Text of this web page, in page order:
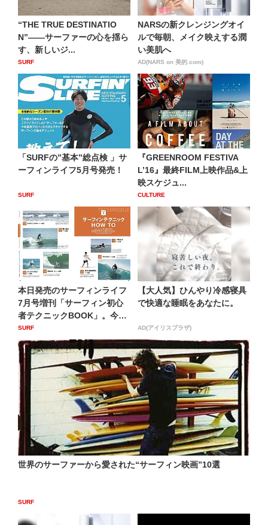
“THE TRUE DESTINATIO
N”——サーファーの心を揺ら
す、新しいジ...
SURF
NARSの新クレンジングオイ
ルで毎朝、メイク映えする潤
い美肌へ
AD(NARS on 美的.com)
「SURFの”基本”総点検 」サ
ーフィンライフ5月号発売！
SURF
『GREENROOM FESTIVA
L’16』最終FILM上映作品&上
映スケジュ...
CULTURE
本日発売のサーフィンライフ
7月号増刊「サーフィン初心
者テクニックBOOK」。今
ま...
SURF
【大人気】ひんやり冷感寝具
で快適な睡眠をあなたに。
AD(アイリスプラザ)
世界のサーファーから愛された“サーフィン映画”10選
SURF